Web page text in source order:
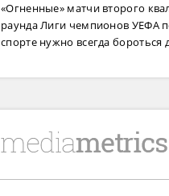
«Огненные» матчи второго
раунда Лиги чемпионов УЕФА
спорте нужно всегда бороться